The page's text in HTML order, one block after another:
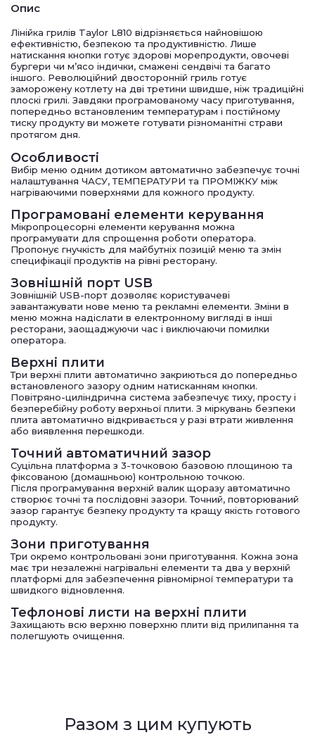
Опис
Лінійка грилів Taylor L810 відрізняється найновішою
ефективністю, безпекою та продуктивністю. Лише
натискання кнопки готує здорові морепродукти, овочеві
бургери чи м’ясо індички, смажені сендвічі та багато
іншого. Революційний двосторонній гриль готує
заморожену котлету на дві третини швидше, ніж традиційні
плоскі грилі. Завдяки програмованому часу приготування,
попередньо встановленим температурам і постійному
тиску продукту ви можете готувати різноманітні страви
протягом дня.
Особливості
Вибір меню одним дотиком автоматично забезпечує точні
налаштування ЧАСУ, ТЕМПЕРАТУРИ та ПРОМІЖКУ між
нагріваючими поверхнями для кожного продукту.
Програмовані елементи керування
Мікропроцесорні елементи керування можна
програмувати для спрощення роботи оператора.
Пропонує гнучкість для майбутніх позицій меню та змін
специфікації продуктів на рівні ресторану.
Зовнішній порт USB
Зовнішній USB-порт дозволяє користувачеві
завантажувати нове меню та рекламні елементи. Зміни в
меню можна надіслати в електронному вигляді в інші
ресторани, заощаджуючи час і виключаючи помилки
оператора.
Верхні плити
Три верхні плити автоматично закриються до попередньо
встановленого зазору одним натисканням кнопки.
Повітряно-циліндрична система забезпечує тиху, просту і
безперебійну роботу верхньої плити. З міркувань безпеки
плита автоматично відкривається у разі втрати живлення
або виявлення перешкоди.
Точний автоматичний зазор
Суцільна платформа з 3-точковою базовою площиною та
фіксованою (домашньою) контрольною точкою.
Після програмування верхній валик щоразу автоматично
створює точні та послідовні зазори. Точний, повторюваний
зазор гарантує безпеку продукту та кращу якість готового
продукту.
Зони приготування
Три окремо контрольовані зони приготування. Кожна зона
має три незалежні нагрівальні елементи та два у верхній
платформі для забезпечення рівномірної температури та
швидкого відновлення.
Тефлонові листи на верхні плити
Захищають всю верхню поверхню плити від прилипання та
полегшують очищення.
Разом з цим купують